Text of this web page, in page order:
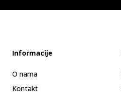
Informacije
O nama
Kontakt